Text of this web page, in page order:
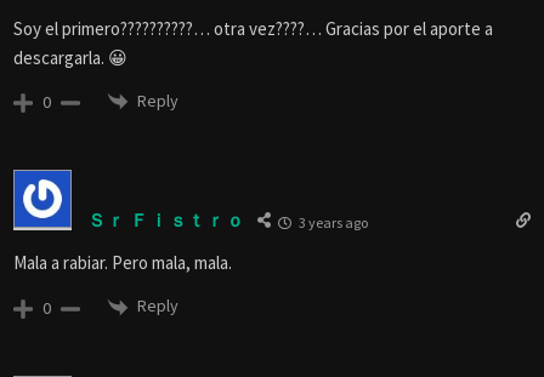
Soy el primero??????????… otra vez????… Gracias por el aporte a
descargarla. 😀
0 Reply
Ｓｒ Ｆｉｓｔｒｏ 3 years ago
Mala a rabiar. Pero mala, mala.
0 Reply